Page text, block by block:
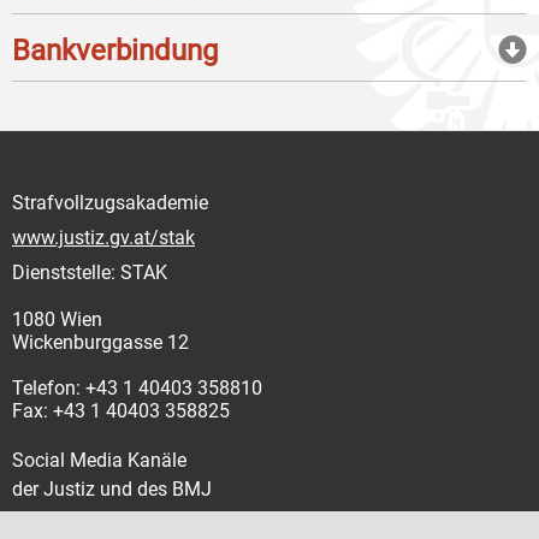
Bankverbindung
Strafvollzugsakademie
www.justiz.gv.at/stak
Dienststelle: STAK
1080 Wien
Wickenburggasse 12
Telefon: +43 1 40403 358810
Fax: +43 1 40403 358825
Social Media Kanäle
der Justiz und des BMJ